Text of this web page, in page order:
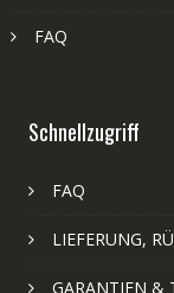
FAQ
Schnellzugriff
FAQ
LIEFERUNG,
GARANTIEN &